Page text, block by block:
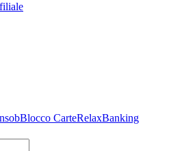
Blocco CarteRelaxBanking